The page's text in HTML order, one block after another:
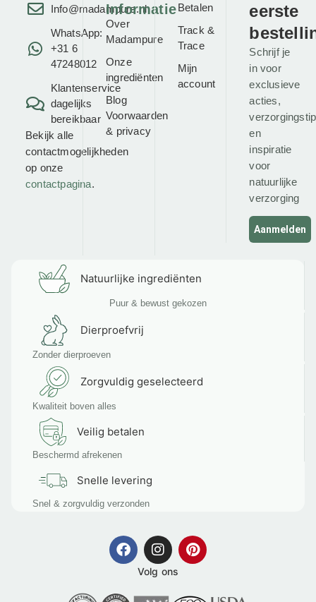
Info@madampure.nl
WhatsApp:
+31 6
47248012
Klantenservice
dagelijks
bereikbaar
Bekijk alle
contactmogelijkheden
op onze
contactpagina.
Informatie
Over
Madampure
Onze
ingrediënten
Blog
Voorwaarden
& privacy
Betalen
Track &
Trace
Mijn
account
eerste
Schrijf je
in voor
exclusieve
acties,
en
inspiratie
voor
natuurlijke
verzorging
Aanmelden
Natuurlijke ingrediënten
Puur & bewust gekozen
Dierproefvrij
Zonder dierproeven
Zorgvuldig geselecteerd
Kwaliteit boven alles
Veilig betalen
Beschermd afrekenen
Snelle levering
Snel & zorgvuldig verzonden
Volg ons